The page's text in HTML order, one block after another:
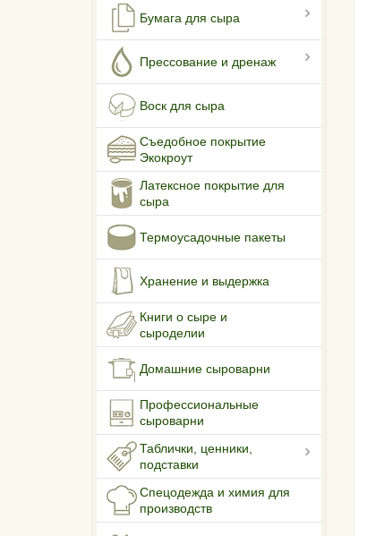
Бумага для сыра
Прессование и дренаж
Воск для сыра
Съедобное покрытие
Экокроут
Латексное покрытие для
сыра
Термоусадочные пакеты
Хранение и выдержка
Книги о сыре и
сыроделии
Домашние сыроварни
Профессиональные
сыроварни
Таблички, ценники,
подставки
Спецодежда и химия для
производств